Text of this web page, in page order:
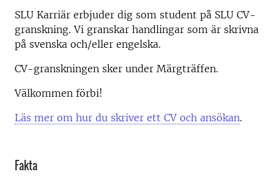
SLU Karriär erbjuder dig som student på SLU CV-
granskning. Vi granskar handlingar som är skrivna
på svenska och/eller engelska.
CV-granskningen sker under Märgträffen.
Välkommen förbi!
Läs mer om hur du skriver ett CV och ansökan.
Fakta